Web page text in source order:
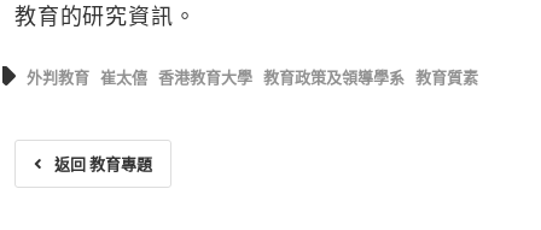
教育的研究資訊。
外判教育 崔太僖 香港教育大學 教育政策及領導學系 教育質素
返回 教育專題